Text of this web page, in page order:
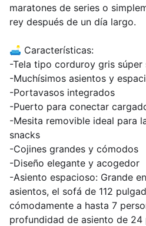
maratones de series o
rey después de un día largo.
🛋️ Características:
-Tela tipo corduroy gris súper
-Muchísimos asientos y
-Portavasos integrados
-Puerto para conectar
-Mesita removible ideal para
snacks
-Cojines grandes y cómodos
-Diseño elegante y acogedor
-Asiento espacioso: Grande
asientos, el sofá de 112
cómodamente a hasta 7
profundidad de asiento de 24